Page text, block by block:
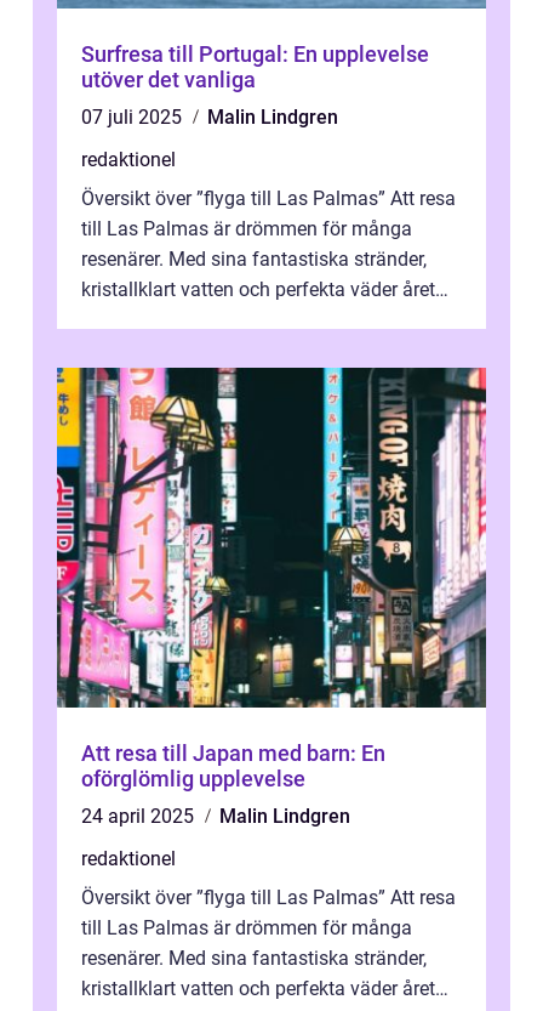
Surfresa till Portugal: En upplevelse
utöver det vanliga
07 juli 2025
Malin Lindgren
redaktionel
Översikt över ”flyga till Las Palmas” Att resa
till Las Palmas är drömmen för många
resenärer. Med sina fantastiska stränder,
kristallklart vatten och perfekta väder året
Att resa till Japan med barn: En
oförglömlig upplevelse
24 april 2025
Malin Lindgren
redaktionel
Översikt över ”flyga till Las Palmas” Att resa
till Las Palmas är drömmen för många
resenärer. Med sina fantastiska stränder,
kristallklart vatten och perfekta väder året